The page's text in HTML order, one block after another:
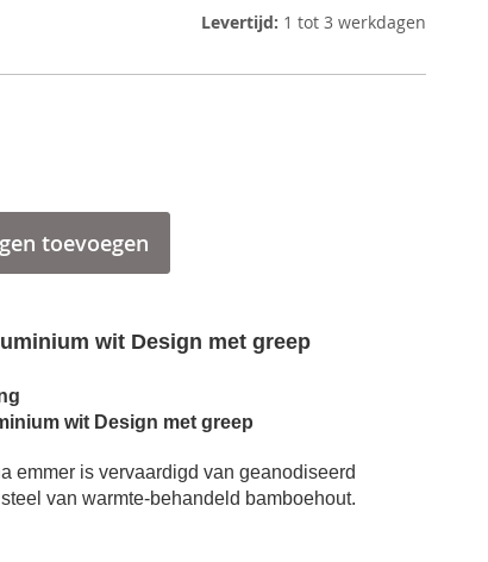
Levertijd: 1 tot 3 werkdagen
toevoegen
wit Design met greep
wit Design met greep
emmer is vervaardigd van geanodiseerd
van warmte-behandeld bamboehout.